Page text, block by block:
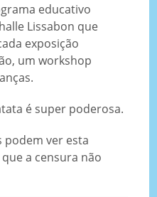
educativo
Lissabon que
exposição
um workshop
é super poderosa.
podem ver esta
a censura não